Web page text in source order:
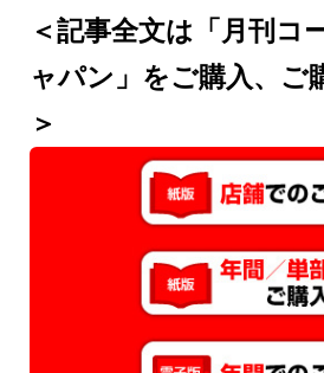
＜記事全文は「月刊コ
ャパン」をご購入、ご
＞